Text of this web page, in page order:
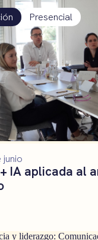
Presencial
IA aplicada al
junio